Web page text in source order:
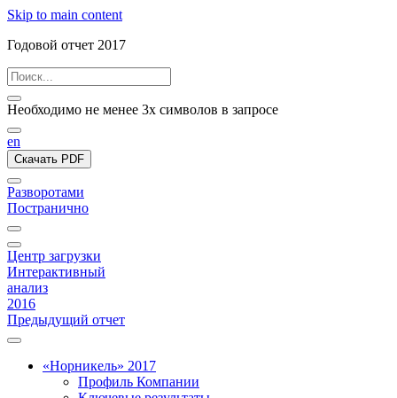
Skip to main content
Годовой отчет 2017
Необходимо не менее 3х символов в запросе
en
Скачать PDF
Разворотами
Постранично
Центр загрузки
Интерактивный
анализ
2016
Предыдущий отчет
«Норникель» 2017
Профиль Компании